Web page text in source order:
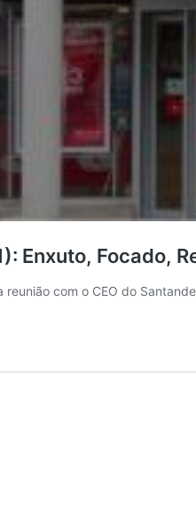
Enxuto, Focado,
reunião com o CEO do